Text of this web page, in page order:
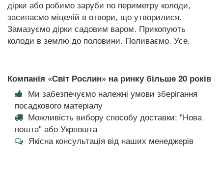
дірки або робимо заруби по периметру колоди,
засипаємо міцелій в отвори, що утворилися.
Замазуємо дірки садовим варом. Прикопують
колоди в землю до половини. Поливаємо. Усе.
Компанія «Світ Рослин» на ринку більше 20 років
Ми забезпечуємо належні умови зберігання
посадкового матеріалу
Можливість вибору способу доставки: "Нова
пошта" або Укрпошта
Якісна консультація від наших менеджерів